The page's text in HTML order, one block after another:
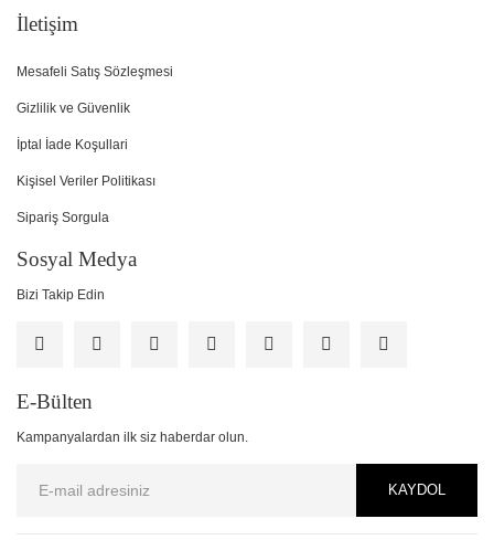
İletişim
Mesafeli Satış Sözleşmesi
Gizlilik ve Güvenlik
İptal İade Koşullari
Kişisel Veriler Politikası
Sipariş Sorgula
Sosyal Medya
Bizi Takip Edin
E-Bülten
Kampanyalardan ilk siz haberdar olun.
KAYDOL